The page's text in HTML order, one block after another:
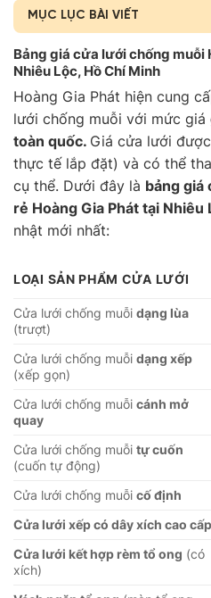
MỤC LỤC BÀI VIẾT
Bảng giá cửa lưới chống muỗi
Nhiêu Lộc, Hồ Chí Minh
Hoàng Gia Phát hiện cung
lưới chống muỗi với mức giá
toàn quốc. Giá cửa lưới
thực tế lắp đặt) và có thể
cụ thể. Dưới đây là bảng giá
rẻ Hoàng Gia Phát tại Nhiêu
nhật mới nhất:
LOẠI SẢN PHẨM CỬA LƯỚI
Cửa lưới chống muỗi dạng lùa
(trượt)
Cửa lưới chống muỗi dạng xếp
(xếp gọn)
Cửa lưới chống muỗi cánh mở
quay
Cửa lưới chống muỗi tự cuốn
(cuốn tự động)
Cửa lưới chống muỗi cố định
Cửa lưới xếp có dây xích cao cấp
Cửa lưới kết hợp rèm tổ ong (có
xích)